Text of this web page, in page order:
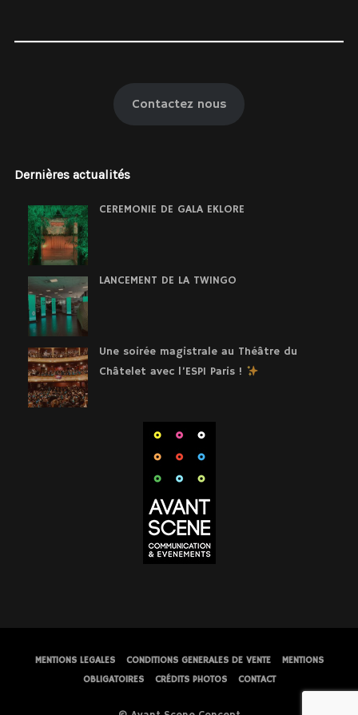
Contactez nous
Dernières actualités
CEREMONIE DE GALA EKLORE
LANCEMENT DE LA TWINGO
Une soirée magistrale au Théâtre du
Châtelet avec l’ESPI Paris !
MENTIONS LEGALES CONDITIONS GENERALES DE VENTE
MENTIONS
OBLIGATOIRES
CRÉDITS PHOTOS CONTACT